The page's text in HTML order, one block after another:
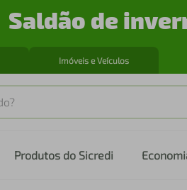
Saldão de
Imóveis e Veículos
Produtos do Sicredi